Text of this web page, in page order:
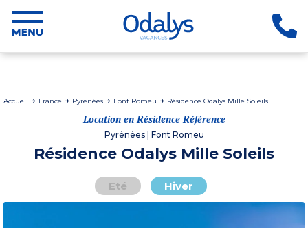
Accueil France Pyrénées Font Romeu Résidence Odalys Mille Soleils
Location en Résidence Référence
Pyrénées | Font Romeu
Résidence Odalys Mille Soleils
Eté Hiver